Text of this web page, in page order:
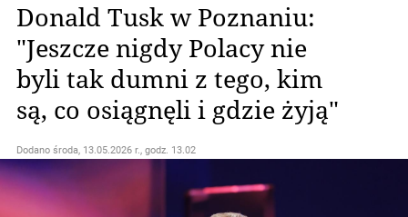
Donald Tusk w Poznaniu:
"Jeszcze nigdy Polacy nie
byli tak dumni z tego, kim
są, co osiągnęli i gdzie żyją"
Dodano środa, 13.05.2026 r., godz. 13.02